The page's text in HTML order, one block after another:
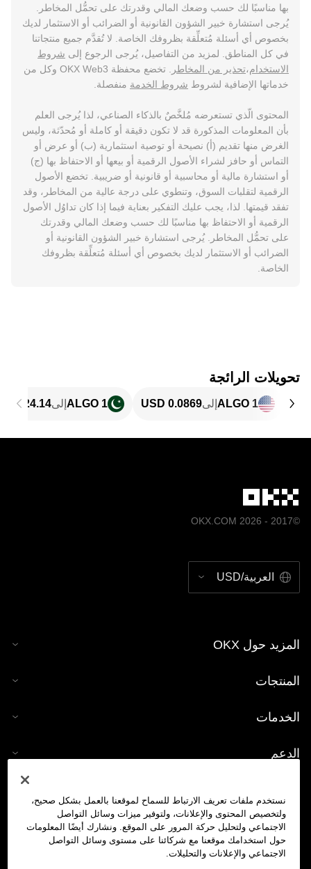
بها مناسبًا لك حسب وضعك المالي وقدرتك على تحمُّل المخاطر.
يُرجى استشارة خبير الشؤون القانونية أو الضرائب أو الاستثمار لديك
بخصوص أي أسئلة مُتعلِّقة بظروفك الخاصة. لا تُقدَّم جميع منتجاتنا
في كل المناطق. لمزيد من التفاصيل، يُرجى الرجوع إلى شروط
الاستخدام،تحذير من المخاطر
. تخضع محفظة OKX Web3 وكل من
خدماتها الإضافية لشروط شروط الخدمة منفصلة.
المحتوى الّذي تستعرضه مُلخَّصٌ بالذكاء الصناعي، لذا يُرجى العلم
بأن المعلومات المذكورة قد لا تكون دقيقة أو كاملة أو مُحدّثة، وليس
الغرض منها تقديم (أ) نصيحة أو توصية استثمارية (ب) أو عرض أو
التماس أو حافز لشراء الأصول الرقمية أو بيعها أو الاحتفاظ بها (ج)
أو استشارة مالية أو محاسبية أو قانونية أو ضريبية. تخضع الأصول
الرقمية لتقلبات السوق، وتنطوي على درجة عالية من المخاطر، وقد
تفقد قيمتها. لذا، يجب عليك التفكير بعناية فيما إذا كان تداوُل الأصول
الرقمية أو الاحتفاظ بها مناسبًا لك حسب وضعك المالي وقدرتك
على تحمُّل المخاطر. يُرجى استشارة خبير الشؤون القانونية أو
الضرائب أو الاستثمار لديك بخصوص أي أسئلة مُتعلِّقة بظروفك
الخاصة.
تحويلات الرائجة
1 ALGO إلى 1 ALGO إلى
©2017 - 2026 OKX.COM
العربية/USD
المزيد حول OKX
المنتجات
الخدمات
الدعم
حاسبة العملات الرقمية
تداول
نستخدم ملفات تعريف الارتباط للسماح لموقعنا بالعمل بشكل صحيح،
ولتخصيص المحتوى والإعلانات، ولتوفير ميزات وسائل التواصل
الاجتماعي ولتحليل حركة المرور على الموقع. ونشارك أيضًا المعلومات
حول استخدامك موقعنا مع شركائنا على مستوى وسائل التواصل
الاجتماعي والإعلانات والتحليلات.